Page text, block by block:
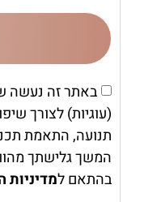
(עוגיות) לצורך
תנועה, התאמת
המשך גלישתך
בהתאם למדיניות